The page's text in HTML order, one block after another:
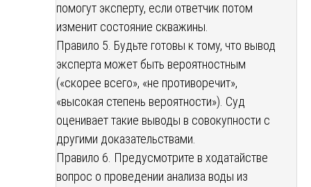
помогут эксперту, если ответчик потом
изменит состояние скважины.
Правило 5. Будьте готовы к тому, что вывод
эксперта может быть вероятностным
(«скорее всего», «не противоречит»,
«высокая степень вероятности»). Суд
оценивает такие выводы в совокупности с
другими доказательствами.
Правило 6. Предусмотрите в ходатайстве
вопрос о проведении анализа воды из